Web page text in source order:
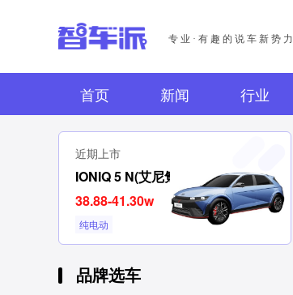
专业·有趣的说车新势力
首页 新闻 行业
近期上市
IONIQ 5 N(艾尼氪5N)
38.88-41.30w
纯电动
品牌选车